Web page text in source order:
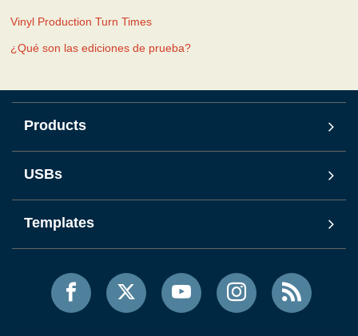
Vinyl Production Turn Times
¿Qué son las ediciones de prueba?
Products
USBs
Templates